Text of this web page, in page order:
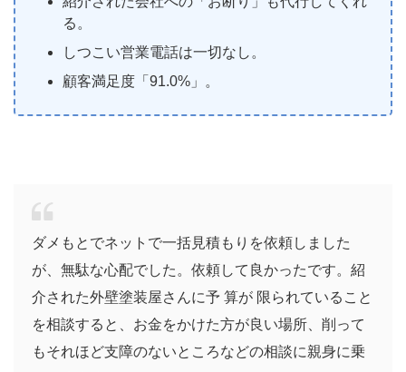
る。
しつこい営業電話は一切なし。
顧客満足度「91.0%」。
ダメもとでネットで一括見積もりを依頼しました
が、無駄な心配でした。依頼して良かったです。紹
介された外壁塗装屋さんに予 算が 限られていること
を相談すると、お金をかけた方が良い場所、削って
もそれほど支障のないところなどの相談に親身に乗